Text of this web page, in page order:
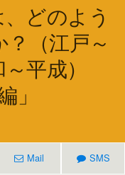
、どのよう
（江戸～
平成）
」
Mail SMS